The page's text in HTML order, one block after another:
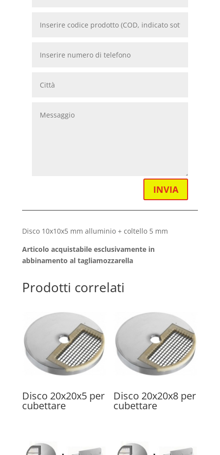
INVIA
Disco 10x10x5 mm alluminio + coltello 5 mm
Articolo acquistabile esclusivamente in
abbinamento al tagliamozzarella
Prodotti correlati
Disco 20x20x5 per
cubettare
Disco 20x20x8 per
cubettare